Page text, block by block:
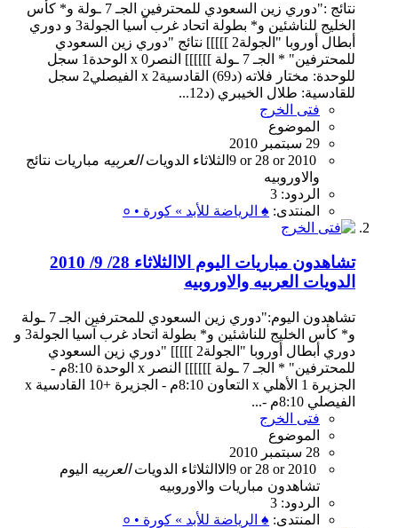
نتائج :"دوري زين السعودي للمحترفين الجـ 7 ـولة و* كأس
الخليج للناشئين و* بطولة اتحاد غرب آسيا الجولة3 و دوري
أبطال أوروبا "الجولة2 ]]]]] نتائج "دوري زين السعودي
للمحترفين" * الجـ 7 ـولة ]]]]]] النصر0 x الوحدة1 سجل
للوحدة: مختار فلاته (د69) القادسية2 x الفيصلي2 سجل
للقادسية: طلال الخيبري (د12...
فتى الخرج
الموضوع
29 سبتمبر 2010
2010
28 or
9 or الثلاثاء الدوياتالعربيه مباريات نتائج
والاوروبيه
الردود: 3
المنتدى: ♠ الرياضة للأبد » كورة • ०
تشاهدون مباريات اليوم الاالثلاثاء 28/ 9/ 2010
الدويات العربيه والاوروبيه
تشاهدون اليوم:"دوري زين السعودي للمحترفين الجـ 7 ـولة
و* كأس الخليج للناشئين و* بطولة اتحاد غرب آسيا الجولة3 و
دوري أبطال أوروبا "الجولة2 ]]]]] "دوري زين السعودي
للمحترفين" * الجـ 7 ـولة ]]]]]] النصر x الوحدة 8:10م -
الجزيرة 1 الأهلي x التعاون 8:10م - الجزيرة +10 القادسية x
الفيصلي 8:10م -...
فتى الخرج
الموضوع
28 سبتمبر 2010
2010
28 or
9 or الاالثلاثاء الدوياتالعربيه اليوم
تشاهدون مباريات والاوروبيه
الردود: 3
المنتدى: ♠ الرياضة للأبد » كورة • ०